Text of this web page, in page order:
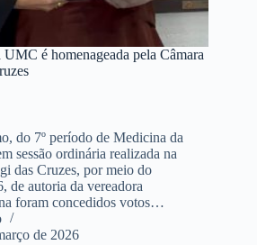
é homenageada pela Câmara
do 7º período de Medicina da
sessão ordinária realizada na
das Cruzes, por meio do
de autoria da vereadora
foram concedidos votos…
de 2026